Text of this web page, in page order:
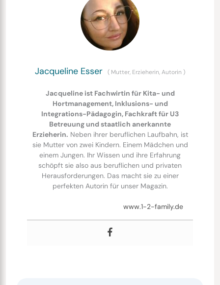
Jacqueline Esser ( Mutter, Erzieherin, Autorin )
Jacqueline ist Fachwirtin für Kita- und
Hortmanagement, Inklusions- und
Integrations-Pädagogin, Fachkraft für U3
Betreuung und staatlich anerkannte
Erzieherin. Neben ihrer beruflichen Laufbahn, ist
sie Mutter von zwei Kindern. Einem Mädchen und
einem Jungen. Ihr Wissen und ihre Erfahrung
schöpft sie also aus beruflichen und privaten
Herausforderungen. Das macht sie zu einer
perfekten Autorin für unser Magazin.
www.1-2-family.de